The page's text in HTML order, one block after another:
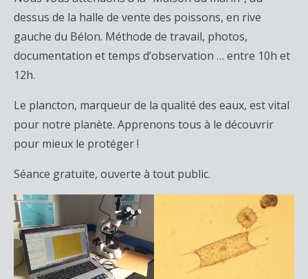
dessus de la halle de vente des poissons, en rive
gauche du Bélon. Méthode de travail, photos,
documentation et temps d’observation … entre 10h et
12h.
Le plancton, marqueur de la qualité des eaux, est vital
pour notre planète. Apprenons tous à le découvrir
pour mieux le protéger !
Séance gratuite, ouverte à tout public.